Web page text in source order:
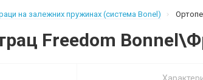
на залежних пружинах (система Bonel)
Freedom